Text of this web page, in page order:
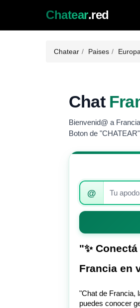
Chatear.red
Chatear Paises Europa
Chat
Bienvenid@ a
Boton de
Introduce
apodo
para
al
chat
@
"✨
Francia en
"Chat de Francia,
puedes conocer